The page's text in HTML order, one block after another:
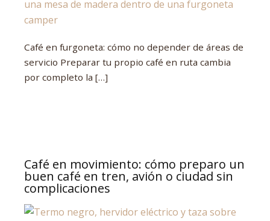
Café en furgoneta: cómo no depender de áreas de
servicio Preparar tu propio café en ruta cambia
por completo la […]
Café en movimiento: cómo preparo un
buen café en tren, avión o ciudad sin
complicaciones